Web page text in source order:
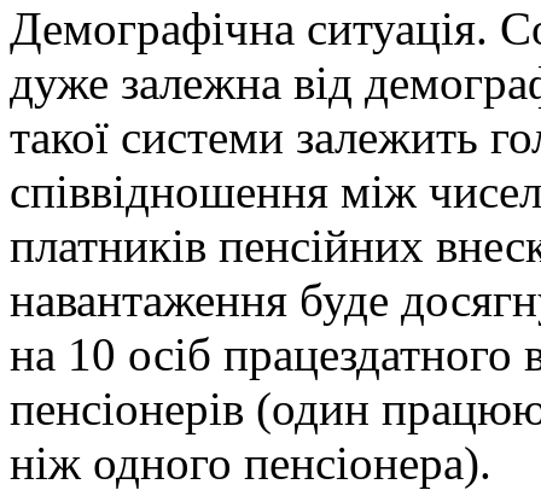
Демографічна ситуація.
дуже залежна від
такої системи залежить
співвідношення між
платників пенсійних
навантаження буде
на 10 осіб працездатного
пенсіонерів (один
ніж одного пенсіонера).